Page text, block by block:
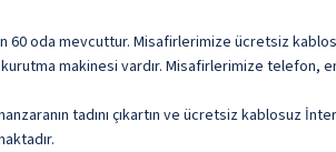
60 oda mevcuttur. Misafirlerimize ücretsiz
makinesi vardır. Misafirlerimize telefon,
tadını çıkartın ve ücretsiz kablosuz